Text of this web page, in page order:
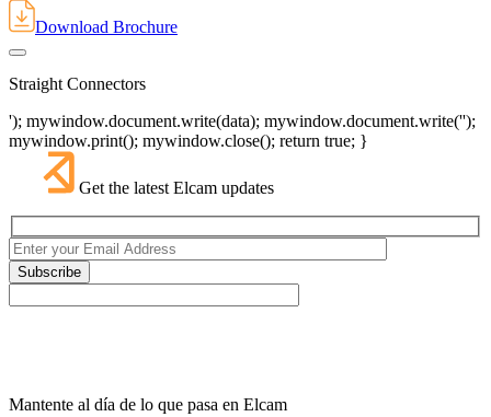
Download Brochure
Straight Connectors
'); mywindow.document.write(data); mywindow.document.write('');
mywindow.print(); mywindow.close(); return true; }
Get the latest Elcam updates
Mantente al día de lo que pasa en Elcam